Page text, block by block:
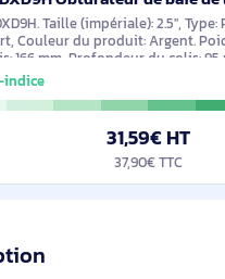
Taille (impériale): 2.5",
Couleur du produit: Argent.
166 mm, Profondeur du colis:
mm
indice
31,59€ HT
37,90€ TTC